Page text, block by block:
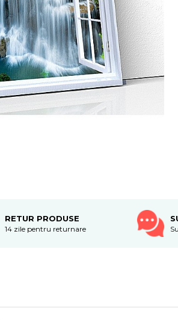
RETUR PRODUSE
14 zile pentru returnare